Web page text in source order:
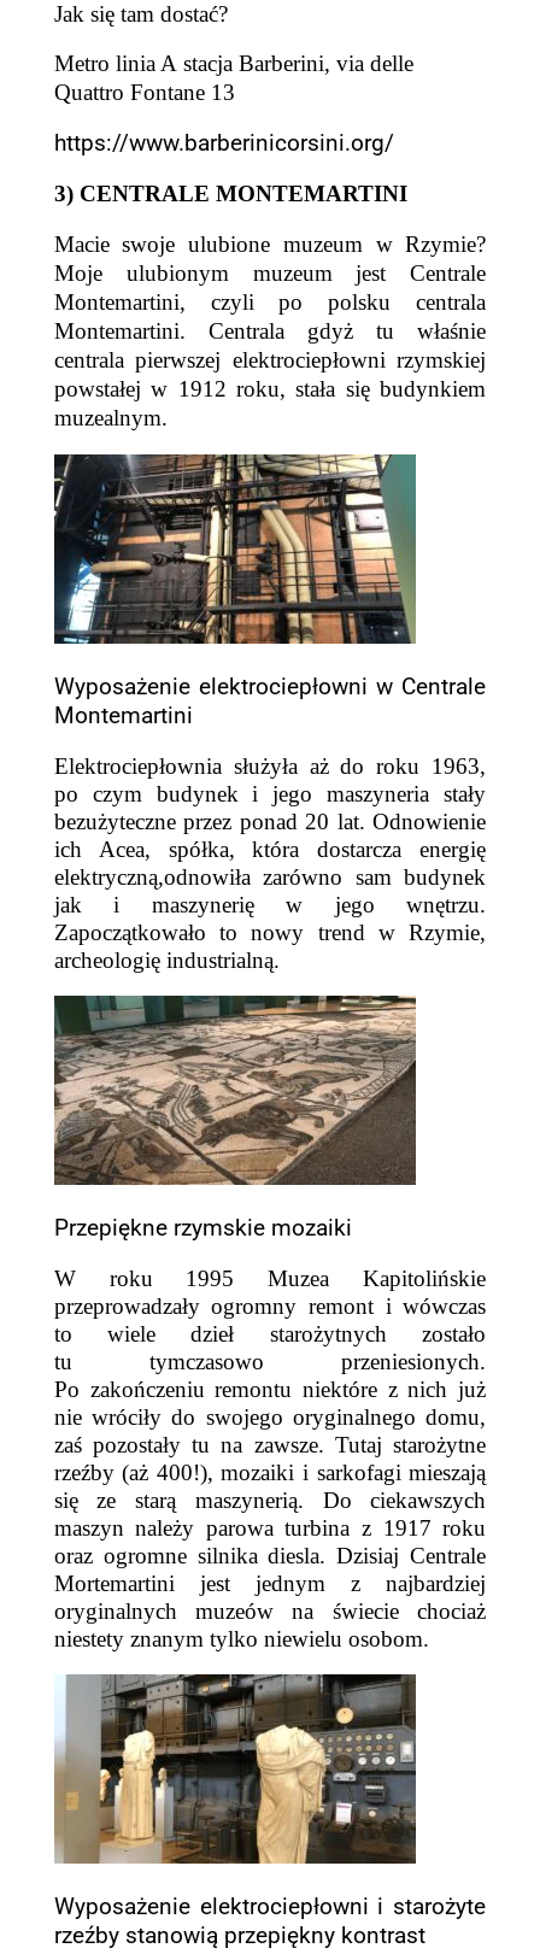
Jak się tam dostać?
Metro linia A stacja Barberini, via delle
Quattro Fontane 13
https://www.barberinicorsini.org/
3) CENTRALE MONTEMARTINI
Macie swoje ulubione muzeum w Rzymie?
Moje ulubionymmuzeumjestCentrale
Montemartini, czyli po polsku centrala
Montemartini. Centrala gdyż tu właśnie
centrala pierwszej elektrociepłowni rzymskiej
powstałej w 1912 roku, stała się budynkiem
muzealnym.
Wyposażenie elektrociepłowni w Centrale
Montemartini
Elektrociepłownia służyła aż do roku 1963,
po czym budynek i jego maszyneria stały
bezużyteczne przez ponad 20 lat. Odnowienie
ich Acea, spółka, która dostarcza energię
elektryczną,odnowiła zarówno sam budynek
jak i maszynerię w jego wnętrzu.
Zapoczątkowało to nowy trend w Rzymie,
archeologię industrialną.
Przepiękne rzymskie mozaiki
W roku 1995 Muzea Kapitolińskie
przeprowadzały ogromny remont i wówczas
to wiele dzieł starożytnych zostało
tu tymczasowo przeniesionych.
Po zakończeniu remontu niektóre z nich już
nie wróciły do swojego oryginalnego domu,
zaś pozostały tu na zawsze. Tutaj starożytne
rzeźby (aż 400!), mozaiki i sarkofagi mieszają
się ze starą maszynerią. Do ciekawszych
maszyn należy parowa turbina z 1917 roku
oraz ogromne silnika diesla. Dzisiaj Centrale
Mortemartini jest jednym z najbardziej
oryginalnych muzeów na świecie chociaż
niestety znanym tylko niewielu osobom.
Wyposażenie elektrociepłowni i starożyte
rzeźby stanowią przepiękny kontrast